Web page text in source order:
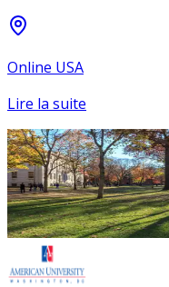
Online USA
Lire la suite